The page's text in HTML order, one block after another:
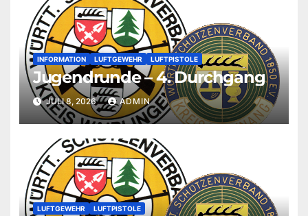
INFORMATION LUFTGEWEHR LUFTPISTOLE
Jugendrunde – 4. Durchgang
JULI 8, 2026 ADMIN
LUFTGEWEHR LUFTPISTOLE